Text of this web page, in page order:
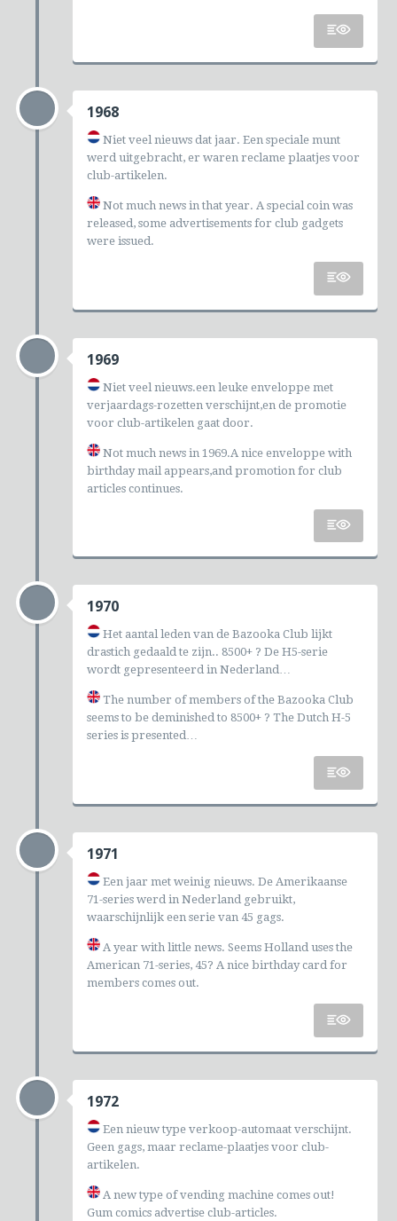
1968
Niet veel nieuws dat jaar. Een speciale munt
werd uitgebracht, er waren reclame plaatjes voor
club-artikelen.
Not much news in that year. A special coin was
released, some advertisements for club gadgets
were issued.
1969
Niet veel nieuws.een leuke enveloppe met
verjaardags-rozetten verschijnt,en de promotie
voor club-artikelen gaat door.
Not much news in 1969.A nice enveloppe with
birthday mail appears,and promotion for club
articles continues.
1970
Het aantal leden van de Bazooka Club lijkt
drastich gedaald te zijn.. 8500+ ? De H5-serie
wordt gepresenteerd in Nederland…
The number of members of the Bazooka Club
seems to be deminished to 8500+ ? The Dutch H-5
series is presented…
1971
Een jaar met weinig nieuws. De Amerikaanse
71-series werd in Nederland gebruikt,
waarschijnlijk een serie van 45 gags.
A year with little news. Seems Holland uses the
American 71-series, 45? A nice birthday card for
members comes out.
1972
Een nieuw type verkoop-automaat verschijnt.
Geen gags, maar reclame-plaatjes voor club-
artikelen.
A new type of vending machine comes out!
Gum comics advertise club-articles.